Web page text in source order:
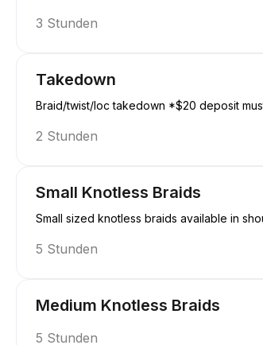
3 Stunden
Takedown
Braid/twist/loc takedown *$20 deposit
2 Stunden
Small Knotless Braids
Small sized knotless braids available in
5 Stunden
Medium Knotless Braids
5 Stunden